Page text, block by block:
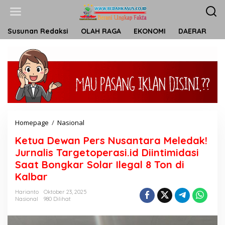
t
Susunan Redaksi OLAH RAGA EKONOMI DAERAR
Homepage / Nasional
t
u
a
D
a
Ketua Dewan Pers Nusantara Meledak!
Jurnalis Targetoperasi.id Diintimidasi
Saat Bongkar Solar Ilegal 8 Ton di
Kalbar
Harianto
Oktober 23, 2025
Nasional
980 Dilihat